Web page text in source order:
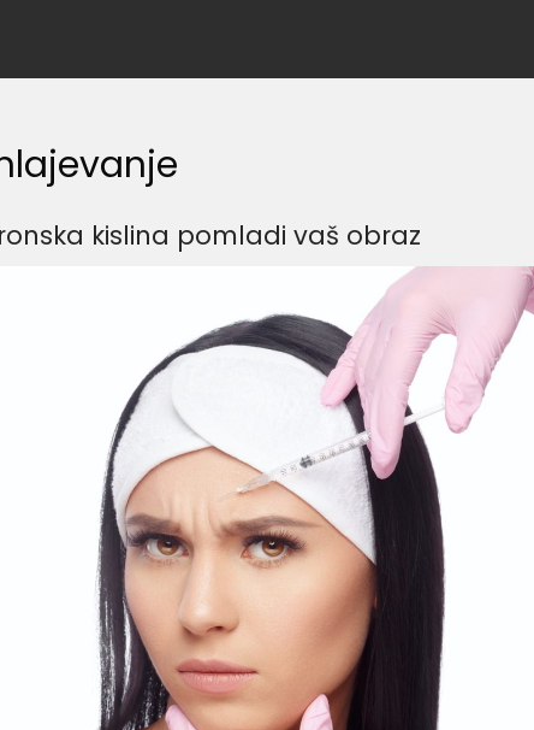
kislina pomladi vaš obraz